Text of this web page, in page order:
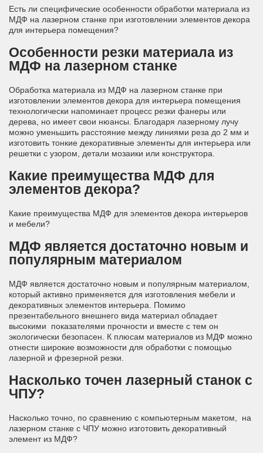
Есть ли специфические особенности обработки материала из
МДФ на лазерном станке при изготовлении элементов декора
для интерьера помещения?
Особенности резки материала из
МДФ на лазерном станке
Обработка материала из МДФ на лазерном станке при
изготовлении элементов декора для интерьера помещения
технологически напоминает процесс резки фанеры или
дерева, но имеет свои нюансы. Благодаря лазерному лучу
можно уменьшить расстояние между линиями реза до 2 мм и
изготовить тонкие декоративные элементы для интерьера или
решетки с узором, детали мозаики или конструктора.
Какие преимущества МДФ для
элементов декора?
Какие преимущества МДФ для элементов декора интерьеров
и мебели?
МДФ является достаточно новым и
популярным материалом
МДФ является достаточно новым и популярным материалом,
который активно применяется для изготовления мебели и
декоративных элементов интерьера. Помимо
презентабельного внешнего вида материал обладает
высокими показателями прочности и вместе с тем он
экологически безопасен. К плюсам материалов из МДФ можно
отнести широкие возможности для обработки с помощью
лазерной и фрезерной резки.
Насколько точен лазерный станок с
ЧПУ?
Насколько точно, по сравнению с компьютерным макетом, на
лазерном станке с ЧПУ можно изготовить декоративный
элемент из МДФ?